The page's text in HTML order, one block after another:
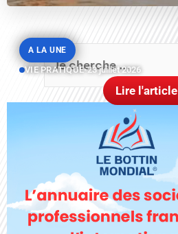
A LA UNE
VIE PRATIQUE•23 juillet 2026
Lire l'article